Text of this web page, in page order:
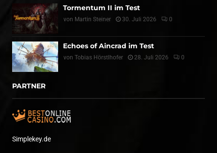
Tormentum II im Test
von Martin Steiner 30. Juli 2026 0
Echoes of Aincrad im Test
von Tobias Hörstlhofer 28. Juli 2026 0
PARTNER
Simplekey.de